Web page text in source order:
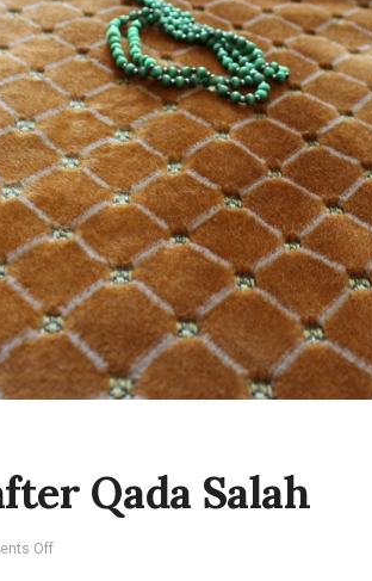
Qada Salah
Offon